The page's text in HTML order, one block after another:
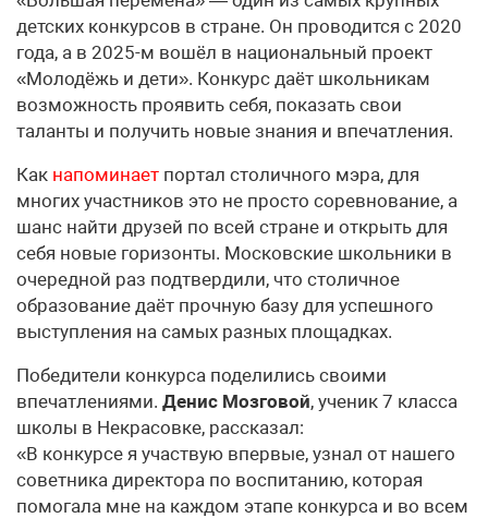
детских конкурсов в стране. Он проводится с 2020
года, а в 2025-м вошёл в национальный проект
«Молодёжь и дети». Конкурс даёт школьникам
возможность проявить себя, показать свои
таланты и получить новые знания и впечатления.
Как напоминает портал столичного мэра, для
многих участников это не просто соревнование, а
шанс найти друзей по всей стране и открыть для
себя новые горизонты. Московские школьники в
очередной раз подтвердили, что столичное
образование даёт прочную базу для успешного
выступления на самых разных площадках.
Победители конкурса поделились своими
впечатлениями. Денис Мозговой, ученик 7 класса
школы в Некрасовке, рассказал:
«В конкурсе я участвую впервые, узнал от нашего
советника директора по воспитанию, которая
помогала мне на каждом этапе конкурса и во всем